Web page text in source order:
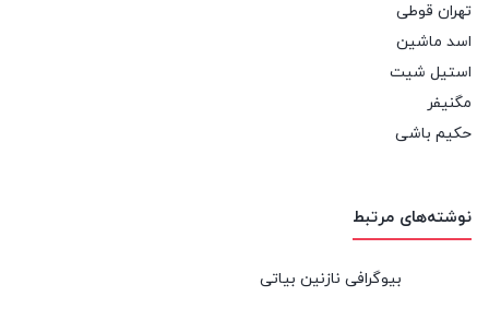
تهران قوطی
اسد ماشین
استیل شیت
مگنیفر
حکیم باشی
نوشته‌های مرتبط
بیوگرافی نازنین بیاتی